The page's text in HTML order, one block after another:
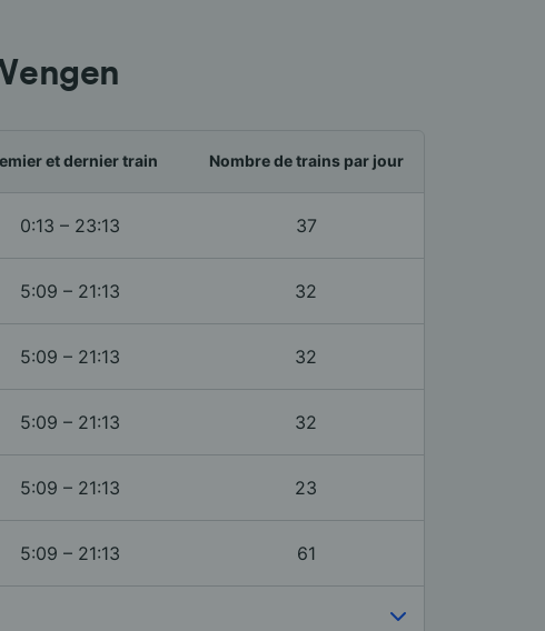
et dernier train Nombre de trains par jour
0:13 – 23:13 37
5:09 – 21:13 32
5:09 – 21:13 32
5:09 – 21:13 32
5:09 – 21:13 23
5:09 – 21:13 61